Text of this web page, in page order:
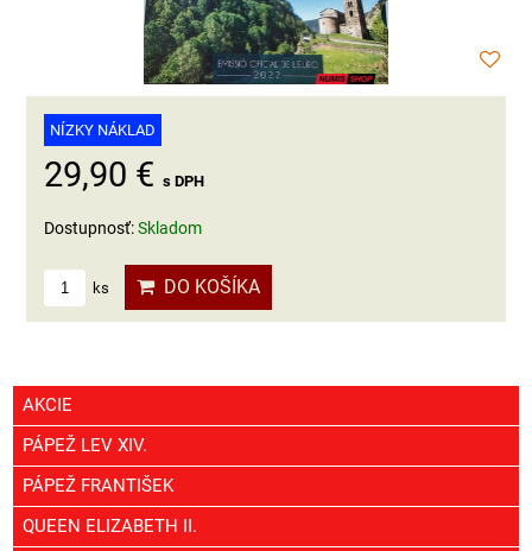
NÍZKY NÁKLAD
29,90 € s DPH
Dostupnosť:Skladom
ks DO KOŠÍKA
AKCIE
PÁPEŽ LEV XIV.
PÁPEŽ FRANTIŠEK
QUEEN ELIZABETH II.